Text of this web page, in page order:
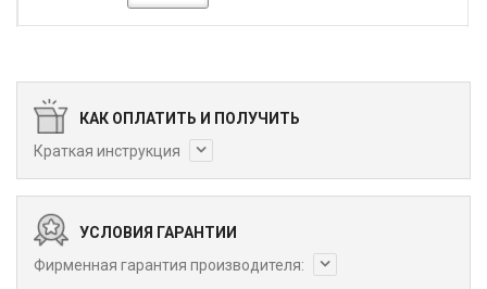
КАК ОПЛАТИТЬ И ПОЛУЧИТЬ
Краткая инструкция
УСЛОВИЯ ГАРАНТИИ
Фирменная гарантия производителя: